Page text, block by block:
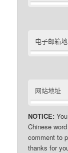
电子邮箱
网站地址
NOTICE:
Chinese
comment to
thanks for